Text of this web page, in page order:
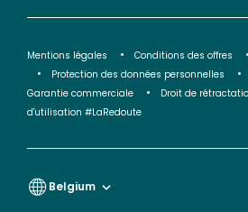
Mentions légales Conditions des offres
Protection des données personnelles
Garantie commerciale
Droit de
d'utilisation #LaRedoute
Belgium